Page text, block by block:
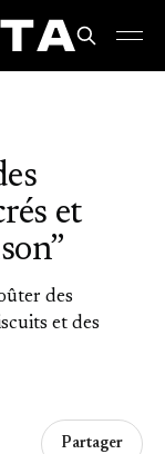
et
des
et des
Partager